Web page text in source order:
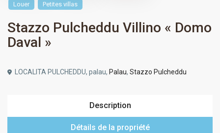
Louer Petites villas
Stazzo Pulcheddu Villino « Domo
Daval »
LOCALITA PULCHEDDU, palau, Palau,Stazzo Pulcheddu
Description
Détails de la propriété